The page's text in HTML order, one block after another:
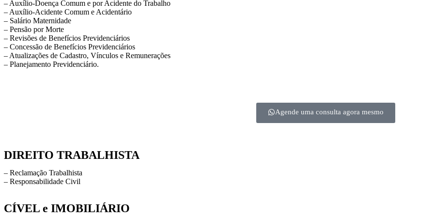
– Auxílio-Doença Comum e por Acidente do Trabalho
– Auxílio-Acidente Comum e Acidentário
– Salário Maternidade
– Pensão por Morte
– Revisões de Benefícios Previdenciários
– Concessão de Benefícios Previdenciários
– Atualizações de Cadastro, Vínculos e Remunerações
– Planejamento Previdenciário.
Agende uma consulta agora mesmo
DIREITO TRABALHISTA
– Reclamação Trabalhista
– Responsabilidade Civil
CÍVEL e IMOBILIÁRIO